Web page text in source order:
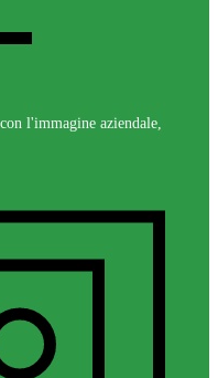
l'immagine aziendale,